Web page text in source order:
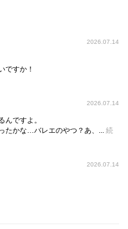
抗する中で刺してしまっ
目の物がほとんどなく、
は最初から不穏な空気を
たちの複雑な人間関係や
寧に聞き込みを進めてい
務の枠を越えて彼女に惹
複雑な関係にあり、事件
2026.07.14
ですか！
2026.07.14
んですよ。
たかな…バレエのやつ？あ、... 続
2026.07.14